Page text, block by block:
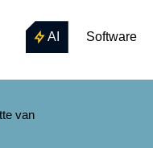
AI Software
van